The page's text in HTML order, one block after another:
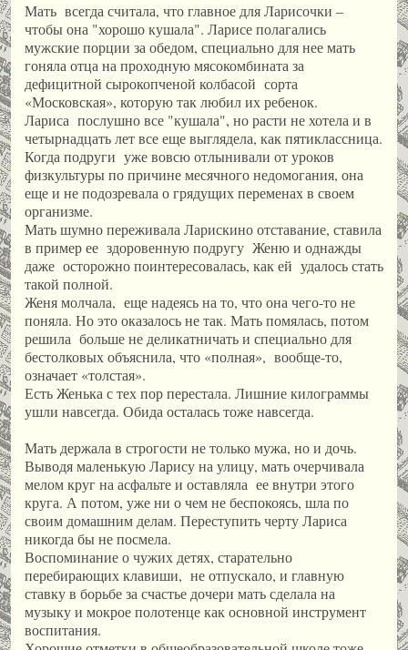
Мать всегда считала, что главное для Ларисочки –
чтобы она "хорошо кушала". Ларисе полагались
мужские порции за обедом, специально для нее мать
гоняла отца на проходную мясокомбината за
дефицитной сырокопченой колбасой сорта
«Московская», которую так любил их ребенок.
Лариса послушно все "кушала", но расти не хотела и в
четырнадцать лет все еще выглядела, как пятиклассница.
Когда подруги уже вовсю отлынивали от уроков
физкультуры по причине месячного недомогания, она
еще и не подозревала о грядущих переменах в своем
организме.
Мать шумно переживала Ларискино отставание, ставила
в пример ее здоровенную подругу Женю и однажды
даже осторожно поинтересовалась, как ей удалось стать
такой полной.
Женя молчала, еще надеясь на то, что она чего-то не
поняла. Но это оказалось не так. Мать помялась, потом
решила больше не деликатничать и специально для
бестолковых объяснила, что «полная», вообще-то,
означает «толстая».
Есть Женька с тех пор перестала. Лишние килограммы
ушли навсегда. Обида осталась тоже навсегда.
Мать держала в строгости не только мужа, но и дочь.
Выводя маленькую Ларису на улицу, мать очерчивала
мелом круг на асфальте и оставляла ее внутри этого
круга. А потом, уже ни о чем не беспокоясь, шла по
своим домашним делам. Переступить черту Лариса
никогда бы не посмела.
Воспоминание о чужих детях, старательно
перебирающих клавиши, не отпускало, и главную
ставку в борьбе за счастье дочери мать сделала на
музыку и мокрое полотенце как основной инструмент
воспитания.